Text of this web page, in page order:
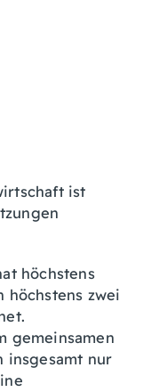
ist
höchstens
höchstens zwei
gemeinsamen
insgesamt nur